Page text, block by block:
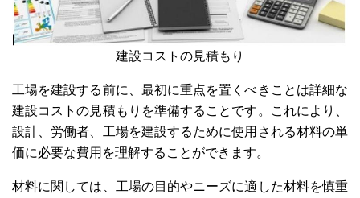
建設コストの見積もり
工場を建設する前に、最初に重点を置くべきことは詳細な
建設コストの見積もりを準備することです。これにより、
設計、労働者、工場を建設するために使用される材料の単
価に必要な費用を理解することができます。
材料に関しては、工場の目的やニーズに適した材料を慎重